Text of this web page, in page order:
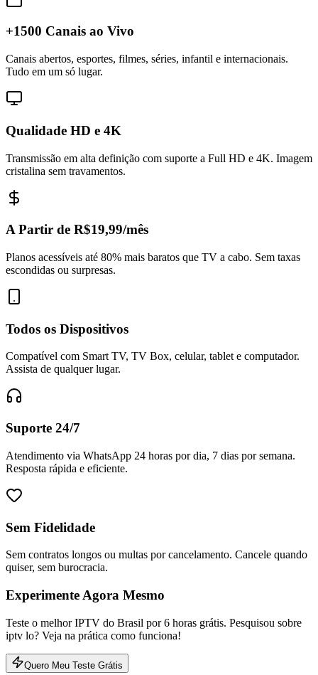
+1500 Canais ao Vivo
Canais abertos, esportes, filmes, séries, infantil e internacionais.
Tudo em um só lugar.
Qualidade HD e 4K
Transmissão em alta definição com suporte a Full HD e 4K. Imagem
cristalina sem travamentos.
A Partir de R$19,99/mês
Planos acessíveis até 80% mais baratos que TV a cabo. Sem taxas
escondidas ou surpresas.
Todos os Dispositivos
Compatível com Smart TV, TV Box, celular, tablet e computador.
Assista de qualquer lugar.
Suporte 24/7
Atendimento via WhatsApp 24 horas por dia, 7 dias por semana.
Resposta rápida e eficiente.
Sem Fidelidade
Sem contratos longos ou multas por cancelamento. Cancele quando
quiser, sem burocracia.
Experimente Agora Mesmo
Teste o melhor IPTV do Brasil por 6 horas grátis. Pesquisou sobre
iptv lo? Veja na prática como funciona!
Quero Meu Teste Grátis